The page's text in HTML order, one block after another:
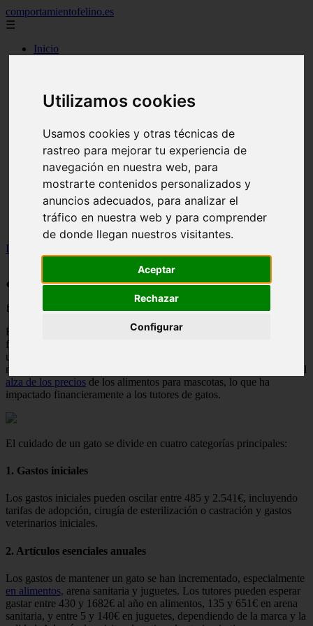
Utilizamos cookies
Usamos cookies y otras técnicas de
rastreo para mejorar tu experiencia de
navegación en nuestra web, para
mostrarte contenidos personalizados y
anuncios adecuados, para analizar el
tráfico en nuestra web y para comprender
de donde llegan nuestros visitantes.
Aceptar
Rechazar
Configurar
comportamientofelino.es
☰
Inicio
protagonistas
actualidad
acuariofilia
articulos
nombres para gatos
novedades
tablon de anuncios
uncategorized
zona pro
Inicio
¿Cuánto cuesta convivir con un gato?
📅 05/06/2025
En 2024, los gastos derivados deconvivir con un gato
familiar han experimentado un aumento en los Estados Unidos, con
un rango anual estimado entre 642 y 2.591 euros, y un promedio
mensual de 55 a 220€. Este incremento se atribuye principalmente al
alza de los precios de los alimentos para mascotas, lo que ha
impactado financieramente a los tutores de gatos.
El cuidado de un gato se divide en cuatro categorías principales:
1. Gastos iniciales
Los gastos iniciales pueden oscilar entre 485 y 2.541€, incluyendo
tarifas de adopción, cirugía de esterilización o castración y gastos
veterinarios iniciales.
2. Artículos esenciales anuales
Los gastos de mantener un gato se han incrementado, especialmente
en alimentos, arena sanitaria y juguetes. Los tutores pueden esperar
gastar entre 430 y 1682€ al año en alimentos, 135 y 651€ en arena
sanitaria, y entre 5 y 140€ en juguetes, dependiendo de la marca y la